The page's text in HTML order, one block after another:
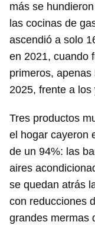
Guardar como
Para poder
iniciar sesión
más se
las cocinas de
ascendió a solo
en 2021, cuando
primeros,
2025, frente a
Tres productos
el hogar cayeron
de un 94%: las
aires
se quedan atrás
con reducciones
grandes mermas